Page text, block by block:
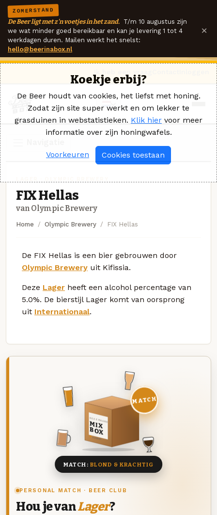
ZOMERSTAND
De Beer ligt met z'n voetjes in het zand. T/m 10 augustus zijn
we wat minder goed bereikbaar en kan je levering 1 tot 4
werkdagen duren. Mailen werkt het snelst:
hello@beerinabox.nl
×
FIX Hellas
van Olympic Brewery
Home Olympic Brewery FIX Hellas
De FIX Hellas is een bier gebrouwen door
Olympic Brewery uit Kifissia.
Deze Lager heeft een alcohol percentage van
5.0%. De bierstijl Lager komt van oorsprong
uit Internationaal.
PERSONAL MATCH · BEER CLUB
Hou je vanLager?
DEZE MAAND
MIX
BOX
8 BIEREN
MATCH
MATCH: BLOND & KRACHTIG
Koekje erbij?
De Beer houdt van cookies, het liefst met honing.
Zodat zijn site super werkt en om lekker te
grasduinen in webstatistieken. Klik hier voor meer
informatie over zijn honingwafels.
Voorkeuren Cookies toestaan